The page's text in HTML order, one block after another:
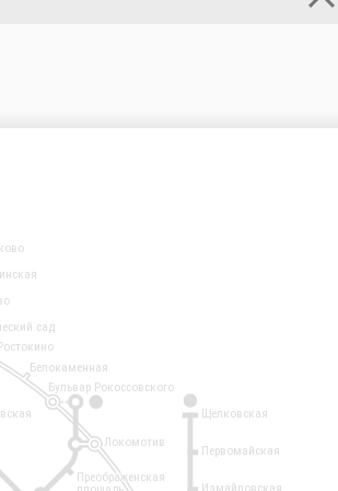
1
Локомотив
сад
Белокаменная
Щёлковская
Первомайская
Измайловская
Бульвар Рокоссовского
Преображенская